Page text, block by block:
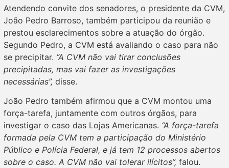
Atendendo convite dos senadores, o presidente da CVM,
João Pedro Barroso, também participou da reunião e
prestou esclarecimentos sobre a atuação do órgão.
Segundo Pedro, a CVM está avaliando o caso para não
se precipitar. “A CVM não vai tirar conclusões
precipitadas, mas vai fazer as investigações
necessárias”, disse.
João Pedro também afirmou que a CVM montou uma
força-tarefa, juntamente com outros órgãos, para
investigar o caso das Lojas Americanas. “A força-tarefa
formada pela CVM tem a participação do Ministério
Público e Polícia Federal, e já tem 12 processos abertos
sobre o caso. A CVM não vai tolerar ilícitos”, falou.